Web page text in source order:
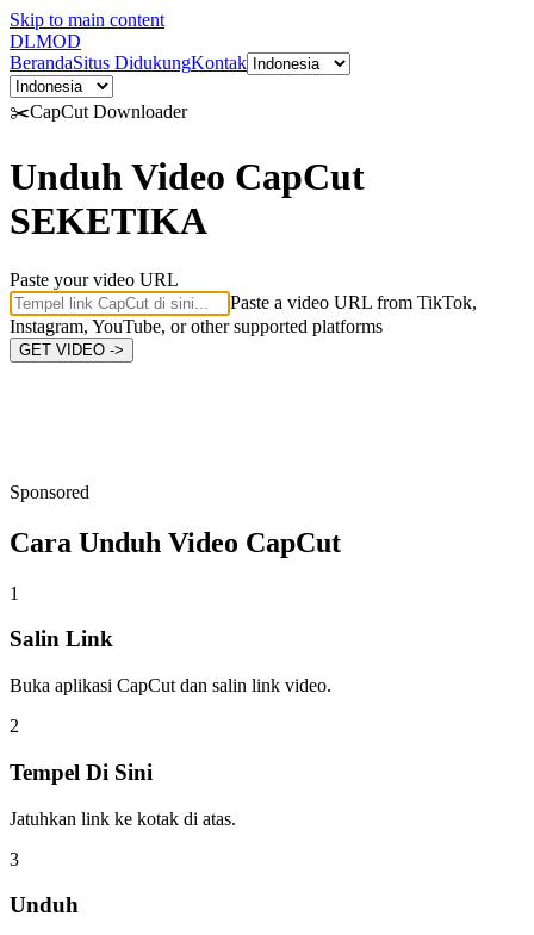
Skip to main content
DLMOD
BerandaSitus DidukungKontak
✂️CapCut Downloader
Unduh Video CapCut
SEKETIKA
Paste your video URL
Paste a video URL from TikTok,
Instagram, YouTube, or other supported platforms
GET VIDEO ->
Sponsored
Cara Unduh Video CapCut
1
Salin Link
Buka aplikasi CapCut dan salin link video.
2
Tempel Di Sini
Jatuhkan link ke kotak di atas.
3
Unduh